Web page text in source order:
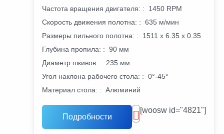
Частота вращения двигателя: :
1450 RPM
Скорость движения полотна: : 635 м/мин
Размеры пильного полотна: :
1511 x 6.35 x 0.35
Глубина пропила: : 90 мм
Диаметр шкивов: :
235 мм
Угол наклона рабочего стола: : 0°-45°
Материал стола: : Алюминий
Подробности
[woosw id="4821"]